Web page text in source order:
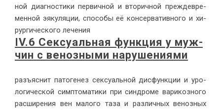
ной ди­а­гно­сти­ки пер­вич­ной и вто­рич­ной преж­девре­
мен­ной эяку­ля­ции, спо­со­бы её кон­сер­ва­тив­но­го и хи­
рур­ги­че­ско­го ле­че­ния
IV.6 Сек­су­аль­ная функ­ция у муж­
чин с ве­ноз­ны­ми на­ру­ше­ни­я­ми
разъ­яс­нит па­то­ге­нез сек­су­аль­ной дис­функ­ции и уро­
ло­ги­че­ской симп­то­ма­ти­ки при син­дро­ме ва­ри­коз­но­го
рас­ши­ре­ния вен ма­ло­го та­за и раз­лич­ных ве­ноз­ных